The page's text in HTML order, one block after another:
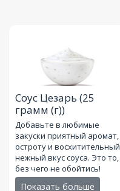
Соус Цезарь (25
грамм (г))
Добавьте в любимые
закуски приятный аромат,
остроту и восхитительный
нежный вкус соуса. Это то,
без чего не обойтись!
Показать больше